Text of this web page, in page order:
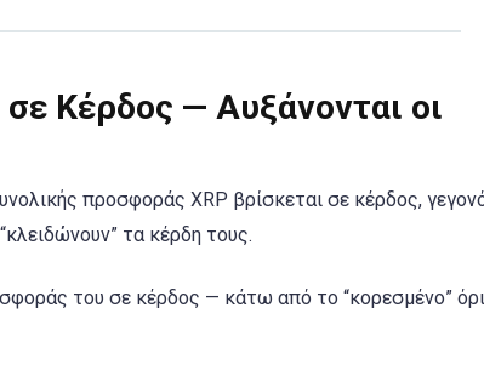
Κέρδος — Αυξάνονται οι
προσφοράς XRP βρίσκεται σε κέρδος,
τα κέρδη τους.
του σε κέρδος — κάτω από το “κορεσμένο”